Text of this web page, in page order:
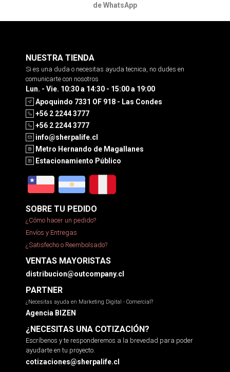
de WhatsApp
NUESTRA TIENDA
Si es una duda o necesitas ayuda tecnica, no dudes en
comunicarte con nosotros
Lun. - Vie. 10:30 a 14:30 - 15:00 a 19:00
Apoquindo 7331 OF 918 - Las Condes
+56 2 2244 3777
+56 2 2244 3777
info@sherpalife.cl
Metro Hernando de Magallanes
Estacionamiento Público
SOBRE TU PEDIDO
¿Cómo hacer un pedido?
Envíos y Entregas
¿Satisfecho o Reembolsado?
VENTAS MAYORISTAS
distribucion@outcompany.cl
PARTNER
¿Necesitas ayuda en Marketing Digital - Comercial?
Agencia BIZEN
¿NECESITAS UNA COTIZACIÓN?
Escríbenos y te responderemos a la brevedad para poder
ayudarte en tu proyecto.
cotizaciones@sherpalife.cl